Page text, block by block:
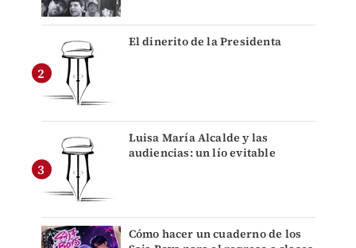
El dinerito de la Presidenta
Luisa María Alcalde y las
audiencias: un lío evitable
Cómo hacer un cuaderno de los